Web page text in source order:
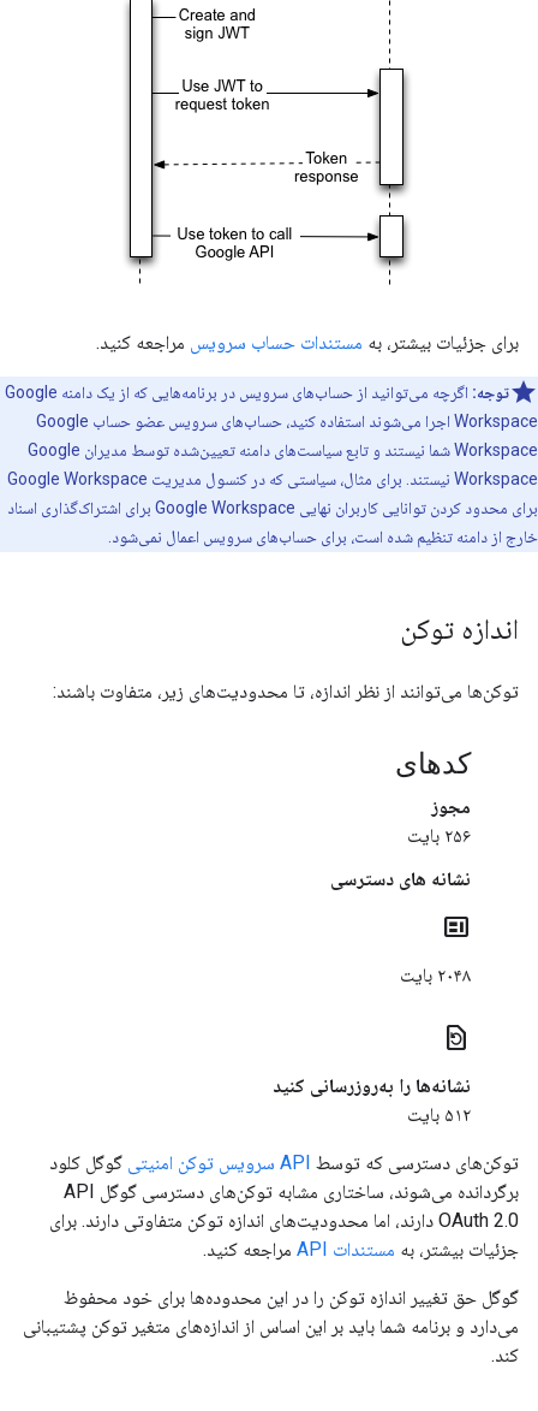
برای جزئیات بیشتر، به مستندات حساب سرویس مراجعه کنید.
توجه:
اگرچه می‌توانید از حساب‌های سرویس در برنامه‌هایی که از یک دامنه Google
Workspace اجرا می‌شوند استفاده کنید، حساب‌های سرویس عضو حساب Google
Workspace شما نیستند و تابع سیاست‌های دامنه تعیین‌شده توسط مدیران Google
Workspace نیستند. برای مثال، سیاستی که در کنسول مدیریت Google Workspace
برای محدود کردن توانایی کاربران نهایی Google Workspace برای اشتراک‌گذاری اسناد
خارج از دامنه تنظیم شده است، برای حساب‌های سرویس اعمال نمی‌شود.
اندازه توکن
توکن‌ها می‌توانند از نظر اندازه، تا محدودیت‌های زیر، متفاوت باشند:
کدهای
مجوز
۲۵۶ بایت
نشانه های دسترسی
contextual_token
۲۰۴۸ بایت
restore_page
نشانه‌ها را به‌روزرسانی کنید
۵۱۲ بایت
توکن‌های دسترسی که توسط API سرویس توکن امنیتی
گوگل کلود
برگردانده می‌شوند، ساختاری مشابه توکن‌های دسترسی گوگل API
OAuth 2.0 دارند، اما محدودیت‌های اندازه توکن متفاوتی دارند. برای
جزئیات بیشتر، به مستندات API مراجعه کنید.
گوگل حق تغییر اندازه توکن را در این محدوده‌ها برای خود محفوظ
می‌دارد و برنامه شما باید بر این اساس از اندازه‌های متغیر توکن پشتیبانی
کند.